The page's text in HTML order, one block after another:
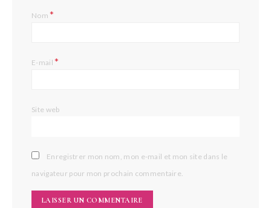
Nom*
E-mail*
Site web
Enregistrer mon nom, mon e-mail et mon site dans le
navigateur pour mon prochain commentaire.